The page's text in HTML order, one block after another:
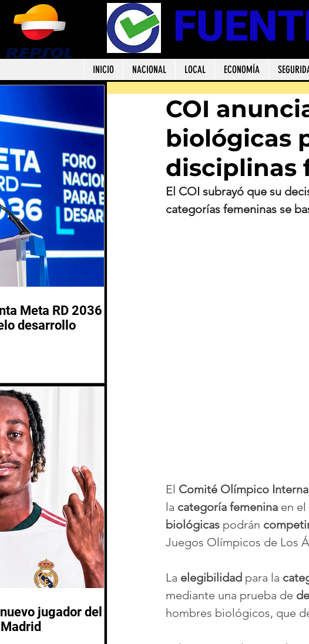
INICIO NACIONAL LOCAL ECONOMÍA
COI
biológicas
disciplinas
El COI subrayó que su
categorías femeninas se
El Comité Olímpico
la categoría femenina en el
biológicas podrán
Juegos Olímpicos de Los
La elegibilidad para la
mediante una prueba de
hombres biológicos, que
Meta RD 2036
desarrollo
jugador del